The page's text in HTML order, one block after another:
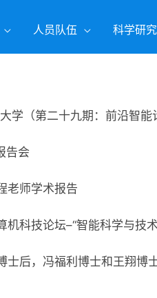
人员队伍 科学研究
学（第二十九期：前沿智能
告会
老师学术报告
科技论坛–“智能科学与技
士后，冯福利博士和王翔博